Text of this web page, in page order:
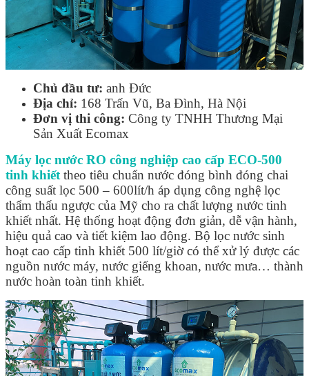
Tìm kiếm:
Chủ đầu tư: anh Đức
Địa chỉ: 168 Trấn Vũ, Ba Đình, Hà Nội
Đơn vị thi công: Công ty TNHH Thương Mại
Sản Xuất Ecomax
Máy lọc nước RO công nghiệp cao cấp ECO-500
tinh khiết theo tiêu chuẩn nước đóng bình đóng chai
công suất lọc 500 – 600lít/h áp dụng công nghệ lọc
thẩm thấu ngược của Mỹ cho ra chất lượng nước tinh
khiết nhất. Hệ thống hoạt động đơn giản, dễ vận hành,
hiệu quả cao và tiết kiệm lao động. Bộ lọc nước sinh
hoạt cao cấp tinh khiết 500 lít/giờ có thể xử lý được các
nguồn nước máy, nước giếng khoan, nước mưa… thành
nước hoàn toàn tinh khiết.